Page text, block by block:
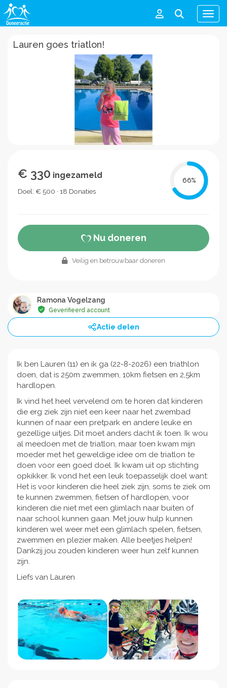
Menu
Lauren goes triatlon!
€ 330 ingezameld
Doel: € 500 · 18 Donaties
66%
Nu doneren
Veilig en betrouwbaar doneren
Ramona Vogelzang
Geverifieerd account
Actie delen
Ik ben Lauren (11) en ik ga (22-8-2026) een triathlon
doen, dat is 250m zwemmen, 10km fietsen en 2,5km
hardlopen.
Ik vind het heel vervelend om te horen dat kinderen
die erg ziek zijn niet een keer naar het zwembad
kunnen of naar een pretpark en andere leuke en
gezellige uitjes. Dit moet anders dacht ik toen. Ik wou
al meedoen met de triatlon, maar toen kwam mijn
moeder met het geweldige idee om de triatlon te
doen voor een goed doel. Ik kwam uit op stichting
opkikker. Ik vond het een leuk toepasselijk doel want:
Het is voor kinderen die heel ziek zijn, soms te ziek om
te kunnen zwemmen, fietsen of hardlopen, voor
kinderen die niet met een glimlach naar buiten of
naar school kunnen gaan. Met jouw hulp kunnen
kinderen wel weer met een glimlach spelen, fietsen,
zwemmen en plezier maken. Alle beetjes helpen!
Dankzij jou zouden kinderen weer hun zelf kunnen
zijn.
Liefs van Lauren